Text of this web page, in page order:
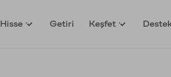
Hisse Getiri Keşfet Destek